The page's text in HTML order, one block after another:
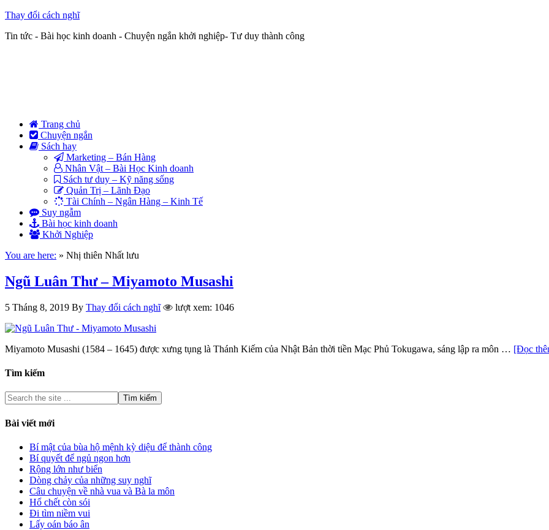
Thay đổi cách nghĩ
Tin tức - Bài học kinh doanh - Chuyện ngắn khởi nghiệp- Tư duy thành công
Trang chủ
Chuyện ngắn
Sách hay
Marketing – Bán Hàng
Nhân Vật – Bài Học Kinh doanh
Sách tư duy – Kỹ năng sống
Quản Trị – Lãnh Đạo
Tài Chính – Ngân Hàng – Kinh Tế
Suy ngẫm
Bài học kinh doanh
Khởi Nghiệp
You are here: » Nhị thiên Nhất lưu
Ngũ Luân Thư – Miyamoto Musashi
5 Tháng 8, 2019 By Thay đổi cách nghĩ lượt xem: 1046
Miyamoto Musashi (1584 – 1645) được xưng tụng là Thánh Kiếm của Nhật Bản thời tiền Mạc Phủ Tokugawa, sáng lập ra môn … [Đọc
Tìm kiếm
Bài viết mới
Bí mật của bùa hộ mệnh kỳ diệu để thành công
Bí quyết để ngủ ngon hơn
Rộng lớn như biển
Dòng chảy của những suy nghĩ
Câu chuyện về nhà vua và Bà la môn
Hổ chết còn sói
Đi tìm niềm vui
Lấy oán báo ân